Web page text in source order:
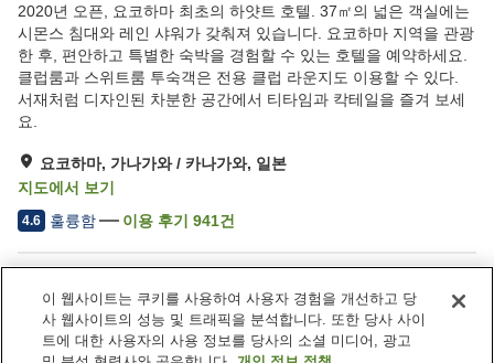
2020년 오픈, 요코하마 최초의 하얏트 호텔. 37㎡의 넓은 객실에는
시몬스 침대와 레인 샤워가 갖춰져 있습니다. 요코하마 지역을 관광
한 후, 편안하고 특별한 숙박을 경험할 수 있는 호텔을 예약하세요.
클럽룸과 스위트룸 투숙객은 전용 클럽 라운지도 이용할 수 있다.
서재처럼 디자인된 차분한 공간에서 티타임과 칵테일을 즐겨 보세
요.
요코하마, 가나가와 / 카나가와, 일본
지도에서 보기
4.6 훌륭함 이용 후기 941건
역에서 도보 5분
피트니스 클럽 / 헬스장
라운지
바
이 웹사이트는 쿠키를 사용하여 사용자 경험을 개선하고 당
사 웹사이트의 성능 및 트래픽을 분석합니다. 또한 당사 사이
트에 대한 사용자의 사용 정보를 당사의 소셜 미디어, 광고